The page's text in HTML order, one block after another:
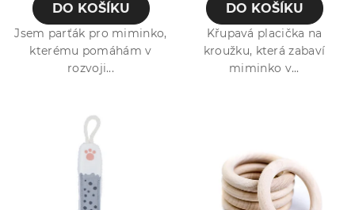
DO KOŠÍKU
Jsem parťák pro miminko,
kterému pomáhám v
rozvoji...
DO KOŠÍKU
Křupavá placička na
kroužku, která zabaví
miminko v...